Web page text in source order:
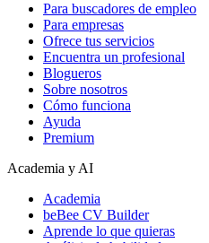
Para buscadores de empleo
Para empresas
Ofrece tus servicios
Encuentra un profesional
Blogueros
Sobre nosotros
Cómo funciona
Ayuda
Premium
Academia y AI
Academia
beBee CV Builder
Aprende lo que quieras